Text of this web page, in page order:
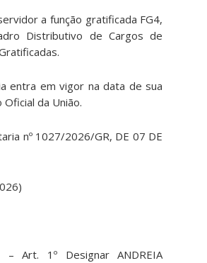
a função gratificada FG4,
Distributivo de Cargos de
entra em vigor na data de sua
Oficial da União.
nº 1027/2026/GR, DE 07 DE
– Art. 1º Designar ANDREIA